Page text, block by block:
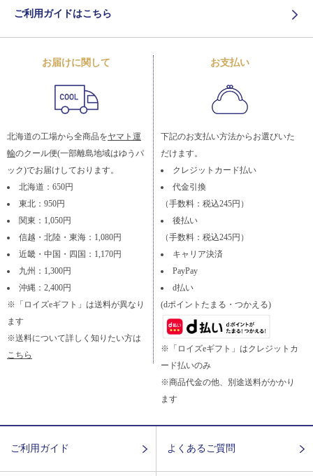
ご利用ガイドはこちら
お届けに関して
北海道の工場から全商品をヤマト運
輸のクール便(一部離島地域はゆうパ
ック)でお届けしております。
北海道：650円
東北：950円
関東：1,050円
信越・北陸・東海：1,080円
近畿・中国・四国：1,170円
九州：1,300円
沖縄：2,400円
※「ロイズeギフト」は送料が異なり
ます
※送料について詳しく知りたい方は
こちら
お支払い
下記のお支払い方法からお選びいた
だけます。
クレジットカード払い
代金引換
（手数料：税込245円）
後払い
（手数料：税込245円）
キャリア決済
PayPay
d払い
(dポイントたまる・つかえる)
※「ロイズeギフト」はクレジットカ
ード払いのみ
※商品代金の他、別途送料がかかり
ます
ご利用ガイド よくあるご質問